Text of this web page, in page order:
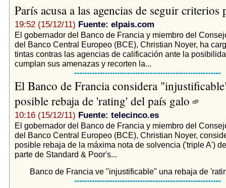
París acusa a las agencias de seguir
19:52 (15/12/11) Fuente: elpais.com
El gobernador del Banco de Francia y miembro del
del Banco Central Europeo (BCE), Christian Noyer, ha
tintas contras las agencias de calificación ante la
cumplan sus amenazas y recorten la...
El Banco de Francia considera
posible rebaja de 'rating' del país galo
10:16 (15/12/11) Fuente: telecinco.es
El gobernador del Banco de Francia y miembro del
del Banco Central Europeo (BCE), Christian Noyer,
posible rebaja de la máxima nota de solvencia ('triple A')
parte de Standard & Poor's...
Banco de Francia ve "injustificable" una rebaja de